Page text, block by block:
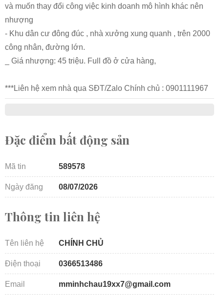
và muốn thay đổi công việc kinh doanh mô hình khác nên
nhượng
- Khu dân cư đông đúc , nhà xưởng xung quanh , trên 2000
công nhân, đường lớn.
_ Giá nhượng: 45 triệu. Full đồ ở cửa hàng,
***Liên hệ xem nhà qua SĐT/Zalo Chính chủ : 0901111967
Đặc điểm bất động sản
Mã tin 589578
Ngày đăng 08/07/2026
Thông tin liên hệ
Tên liên hệ CHÍNH CHỦ
Điện thoại 0366513486
Email mminhchau19xx7@gmail.com